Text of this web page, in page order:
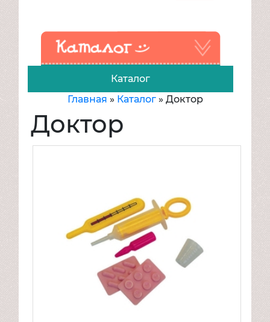
Каталог
Игрушки
Аксессуары для кукол и пупсов
Животные, насекомые, птицы
Игровые наборы
Магазин, продукты
Парикмахер, трюмо, косметика,
бижутерия
Посуда, кухня
Хозяюшка, школа
Игровые наборы для мальчиков
Главная » Каталог» Доктор
Доктор